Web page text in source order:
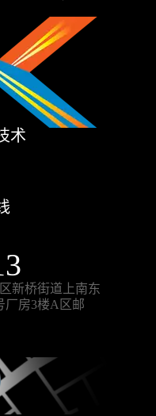
术
新桥街道上南东
厂房3楼A区邮